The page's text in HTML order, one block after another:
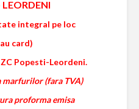
LEORDENI
integral pe loc
card)
Popesti-Leordeni.
marfurilor (fara TVA)
proforma emisa